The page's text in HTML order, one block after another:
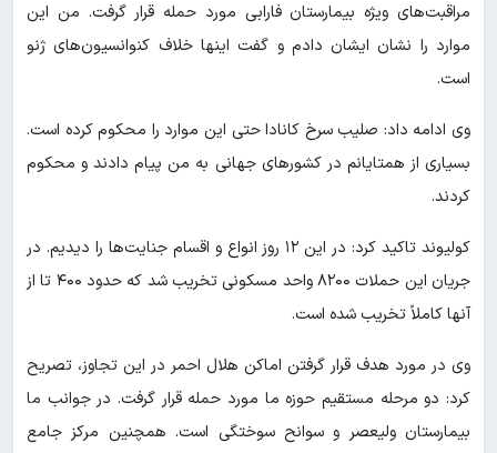
مراقبت‌های ویژه بیمارستان فارابی مورد حمله قرار گرفت. من این
موارد را نشان ایشان دادم و گفت اینها خلاف کنوانسیون‌های ژنو
است.
وی ادامه داد: صلیب سرخ کانادا حتی این موارد را محکوم کرده است.
بسیاری از همتایانم در کشورهای جهانی به من پیام دادند و محکوم
کردند.
کولیوند تاکید کرد: در این ۱۲ روز انواع و اقسام جنایت‌ها را دیدیم. در
جریان این حملات ۸۲۰۰ واحد مسکونی تخریب شد که حدود ۴۰۰ تا از
آنها کاملاً تخریب شده است.
وی در مورد هدف قرار گرفتن اماکن هلال احمر در این تجاوز، تصریح
کرد: دو مرحله مستقیم حوزه ما مورد حمله قرار گرفت. در جوانب ما
بیمارستان ولیعصر و سوانح سوختگی است. همچنین مرکز جامع